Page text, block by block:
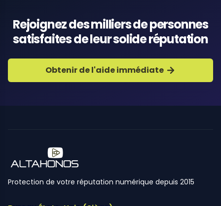
Rejoignez des milliers de personnes
satisfaites de leur solide réputation
Obtenir de l'aide immédiate
Protection de votre réputation numérique depuis 2015